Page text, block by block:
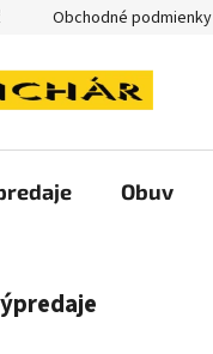
Obchodné podmienky
Obuv